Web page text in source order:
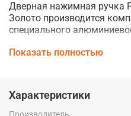
Дверная нажимная ручка
Золото производится
специального
Дверные ручки Palidore
и идеально подойдут к
подчеркнув его
Показать полностью
Характеристики